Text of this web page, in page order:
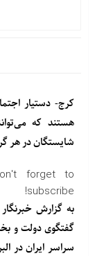
کرج- دستیار
هستند که
شایستگان در هر
forget to
subscribe!
به گزارش
گفتگوی دولت و
سراسر ایران در